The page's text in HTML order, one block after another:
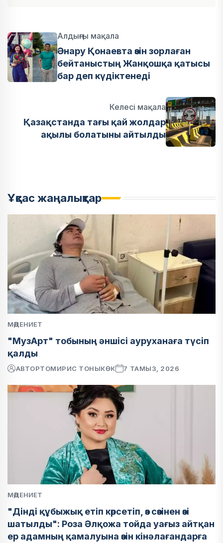
Алдыңғы мақала
Әнару Қонаевта өзін зорлаған
бейтаныстың Жанқошқа қатысы
бар деп күдіктенеді
Келесі мақала
Қазақстанда тағы қай жолдар
ақылы болатыны айтылды
Ұқсас жаңалықтар
МӘДЕНИЕТ
"МузАрт" тобының әншісі ауруханаға түсіп
қалды
АВТОРТОМИРИС ТОНЫКӨК 7 ТАМЫЗ, 2026
МӘДЕНИЕТ
"Дінді құбыжық етіп көрсетіп, өз сөзінен өзі
шатылды": Роза Әлқожа тойда уағыз айтқан
ер адамның қамалуына өзін кінәлағандарға